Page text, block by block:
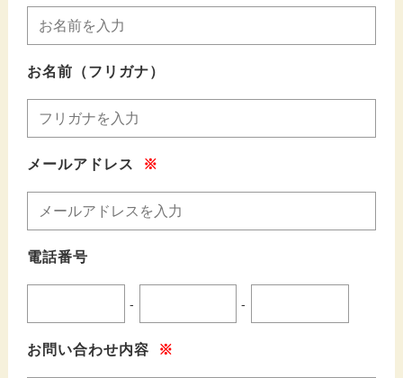
お名前（フリガナ）
メールアドレス ※
電話番号
- -
お問い合わせ内容 ※